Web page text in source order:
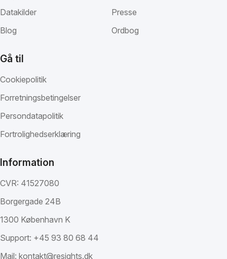
Datakilder
Blog
Presse
Ordbog
Gå til
Cookiepolitik
Forretningsbetingelser
Persondatapolitik
Fortrolighedserklæring
Information
CVR: 41527080
Borgergade 24B
1300 København K
Support: +45 93 80 68 44
Mail: kontakt@resights.dk